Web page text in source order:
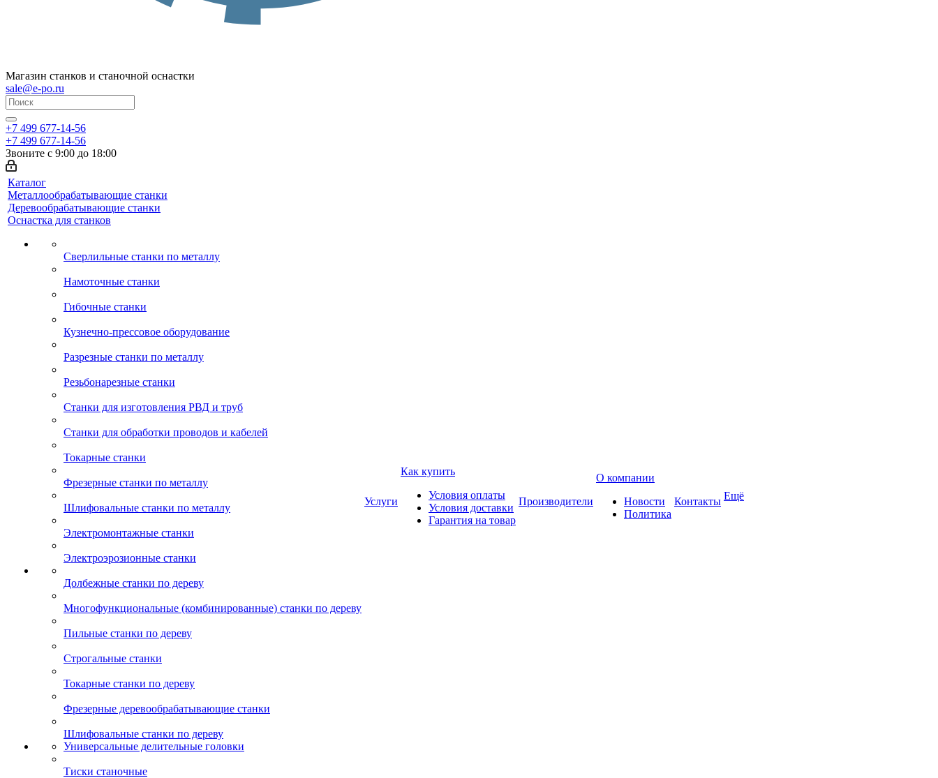
Магазин станков и станочной оснастки
sale@e-po.ru
+7 499 677-14-56
+7 499 677-14-56
Звоните с 9:00 до 18:00
Каталог
Металлообрабатывающие станки
Деревообрабатывающие станки
Оснастка для станков
Сверлильные станки по металлу
Намоточные станки
Гибочные станки
Кузнечно-прессовое оборудование
Разрезные станки по металлу
Резьбонарезные станки
Станки для изготовления РВД и труб
Станки для обработки проводов и кабелей
Токарные станки
Фрезерные станки по металлу
Шлифовальные станки по металлу
Электромонтажные станки
Электроэрозионные станки
Долбежные станки по дереву
Многофункциональные (комбинированные) станки по дереву
Пильные станки по дереву
Строгальные станки
Токарные станки по дереву
Фрезерные деревообрабатывающие станки
Шлифовальные станки по дереву
Универсальные делительные головки
Тиски станочные
Услуги
Как купить
Условия оплаты
Условия доставки
Гарантия на товар
Производители
О компании
Новости
Политика
Контакты Ещё